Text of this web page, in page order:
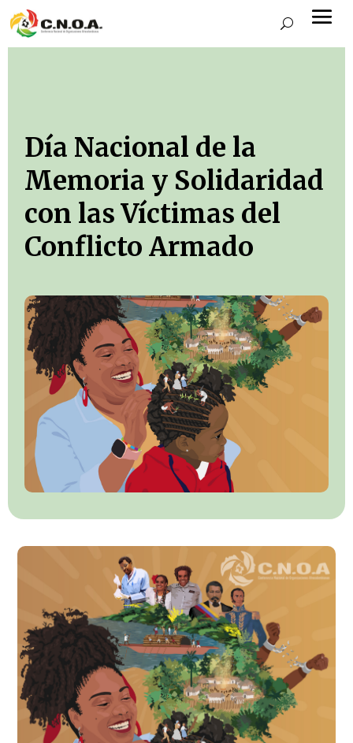
Día Nacional de la
Memoria y Solidaridad
con las Víctimas del
Conflicto Armado